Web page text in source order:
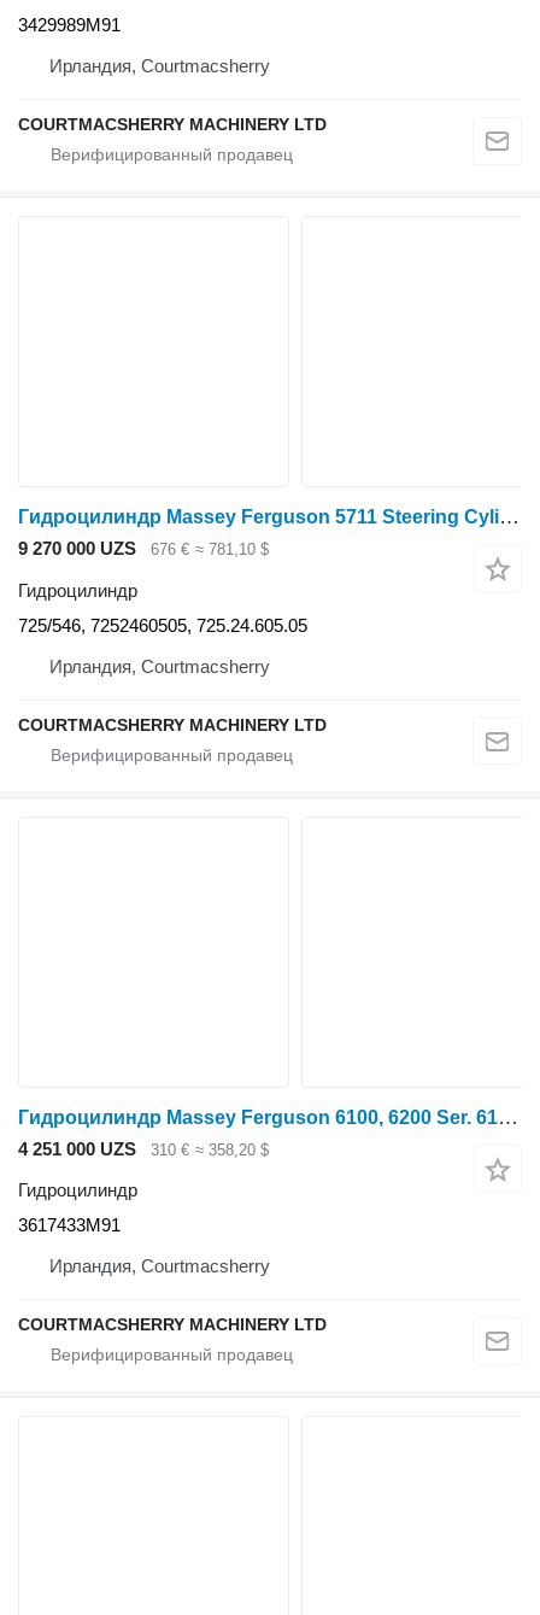
3429989M91
Ирландия, Courtmacsherry
COURTMACSHERRY MACHINERY LTD
Гидроцилиндр Massey Ferguson 5711 Steering Cylinder Ram 725/546, 7252460505, 725.24.605.05 для трактора колесного
9 270 000 UZS 676 € ≈ 781,10 $
Гидроцилиндр
725/546, 7252460505, 725.24.605.05
Ирландия, Courtmacsherry
COURTMACSHERRY MACHINERY LTD
Гидроцилиндр Massey Ferguson 6100, 6200 Ser. 6160 Hydraulic Lift Assistor Cylinder 3617433m91 3617433M91 для трактора колесного
4 251 000 UZS 310 € ≈ 358,20 $
Гидроцилиндр
3617433M91
Ирландия, Courtmacsherry
COURTMACSHERRY MACHINERY LTD